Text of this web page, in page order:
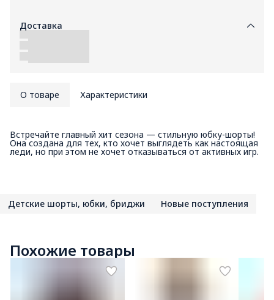
Доставка
О товаре Характеристики
Встречайте главный хит сезона — стильную юбку-шорты!
Она создана для тех, кто хочет выглядеть как настоящая
леди, но при этом не хочет отказываться от активных игр.
Детские шорты, юбки, бриджи Новые поступления
Похожие товары